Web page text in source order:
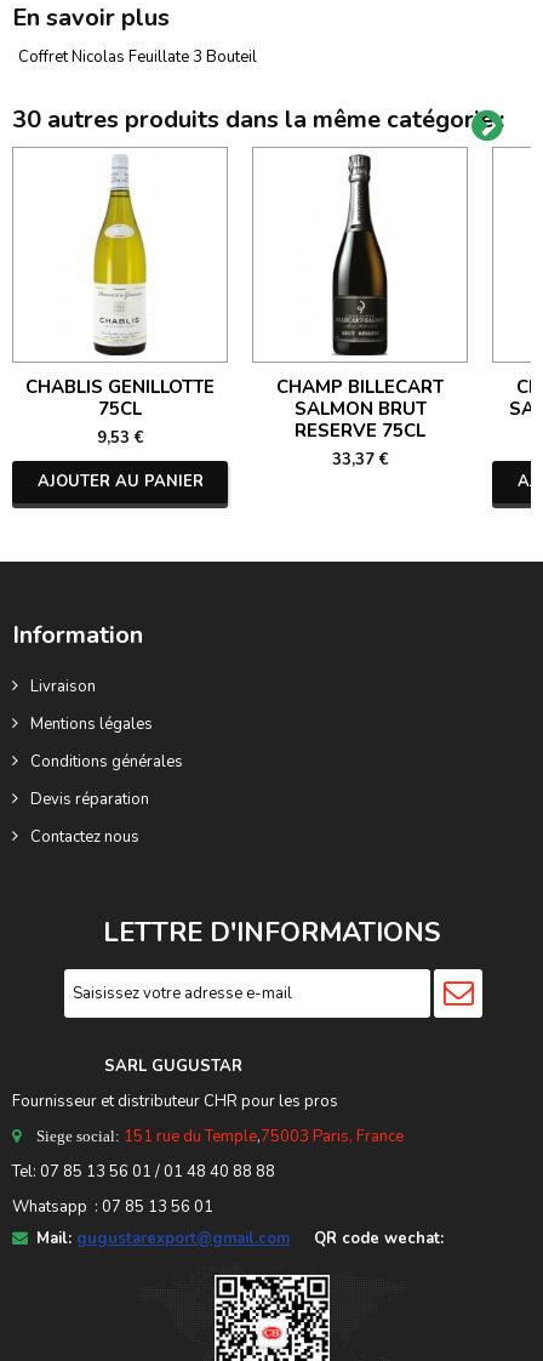
En savoir plus
Coffret Nicolas Feuillate 3 Bouteil
30 autres produits dans la même catégorie :
CHABLIS GENILLOTTE
75CL
9,53 €
AJOUTER AU PANIER
CHAMP BILLECART
SALMON BRUT
RESERVE 75CL
33,37 €
Information
Livraison
Mentions légales
Conditions générales
Devis réparation
Contactez nous
LETTRE D'INFORMATIONS
SARL GUGUSTAR
Fournisseur et distributeur CHR pour les pros
Siege social: 151 rue du Temple,75003 Paris, France
Tel: 07 85 13 56 01 / 01 48 40 88 88
Whatsapp : 07 85 13 56 01
Mail: gugustarexport@gmail.com QR code wechat: